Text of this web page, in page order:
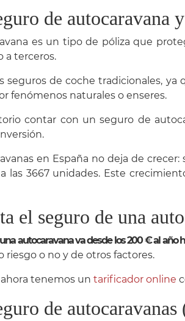
de autocaravana
es un tipo de póliza que
a terceros.
seguros de coche tradicionales,
fenómenos naturales o enseres.
contar con un seguro de
en España no deja de crecer:
las 3667 unidades. Este
el seguro de una
autocaravana va desde los 200 € al año
riesgo o no y de otros factores.
tenemos un tarificador online
de